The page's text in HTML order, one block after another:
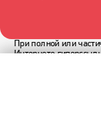
При полной или
Интернете